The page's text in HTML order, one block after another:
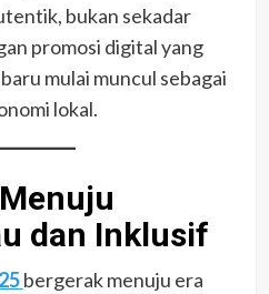
bukan sekadar
promosi digital yang
mulai muncul sebagai
lokal.
dan Inklusif
bergerak menuju era